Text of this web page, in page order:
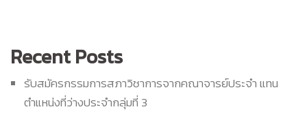
Recent Posts
รับสมัครกรรมการสภาวิชาการจากคณาจารย์ประจำ แทน
ตำแหน่งที่ว่างประจำกลุ่มที่ 3